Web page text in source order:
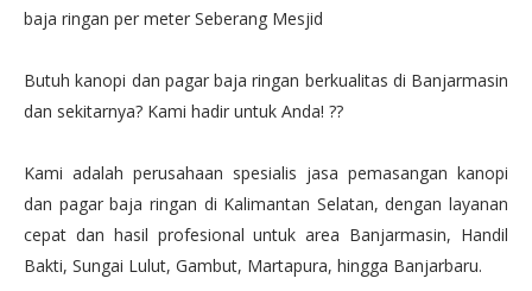
baja ringan per meter Seberang Mesjid
Butuh kanopi dan pagar baja ringan berkualitas di Banjarmasin
dan sekitarnya? Kami hadir untuk Anda! ??
Kami adalah perusahaan spesialis jasa pemasangan kanopi
dan pagar baja ringan di Kalimantan Selatan, dengan layanan
cepat dan hasil profesional untuk area Banjarmasin, Handil
Bakti, Sungai Lulut, Gambut, Martapura, hingga Banjarbaru.